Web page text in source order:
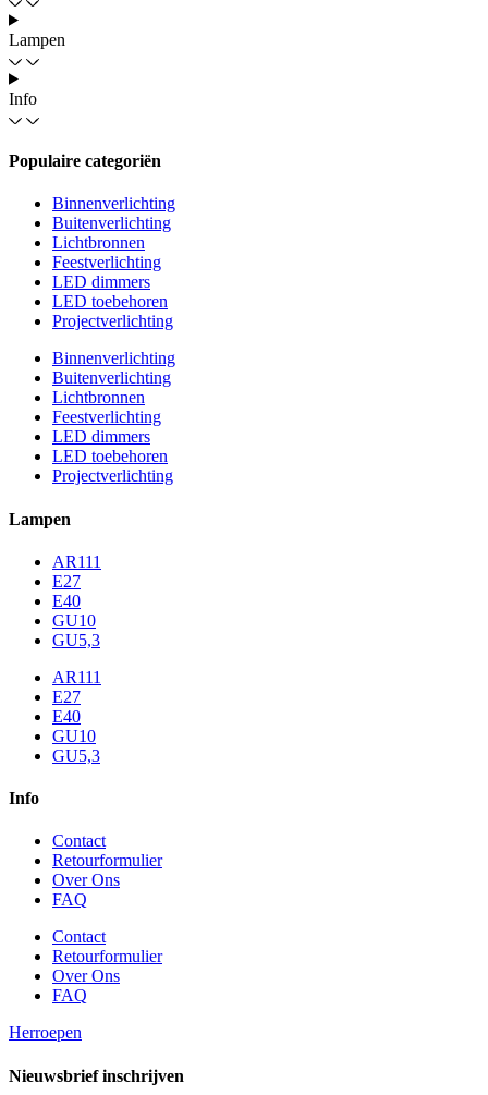
Lampen
Info
Populaire categoriën
Binnenverlichting
Buitenverlichting
Lichtbronnen
Feestverlichting
LED dimmers
LED toebehoren
Projectverlichting
Binnenverlichting
Buitenverlichting
Lichtbronnen
Feestverlichting
LED dimmers
LED toebehoren
Projectverlichting
Lampen
AR111
E27
E40
GU10
GU5,3
AR111
E27
E40
GU10
GU5,3
Info
Contact
Retourformulier
Over Ons
FAQ
Contact
Retourformulier
Over Ons
FAQ
Herroepen
Nieuwsbrief inschrijven